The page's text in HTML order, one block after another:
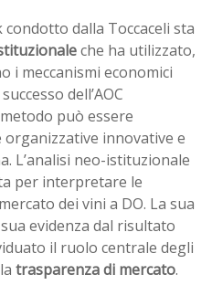
dalla Toccaceli sta
che ha utilizzato,
i meccanismi economici
dell’AOC
può essere
innovative e
L’analisi neo-istituzionale
per interpretare le
dei vini a DO. La sua
evidenza dal risultato
il ruolo centrale degli
trasparenza di mercato.